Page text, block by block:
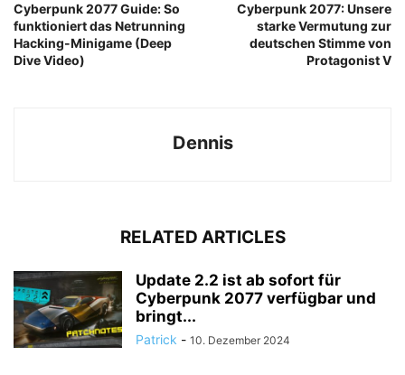
Cyberpunk 2077 Guide: So
funktioniert das Netrunning
Hacking-Minigame (Deep
Dive Video)
Cyberpunk 2077: Unsere
starke Vermutung zur
deutschen Stimme von
Protagonist V
Dennis
RELATED ARTICLES
Update 2.2 ist ab sofort für
Cyberpunk 2077 verfügbar und
bringt...
Patrick - 10. Dezember 2024